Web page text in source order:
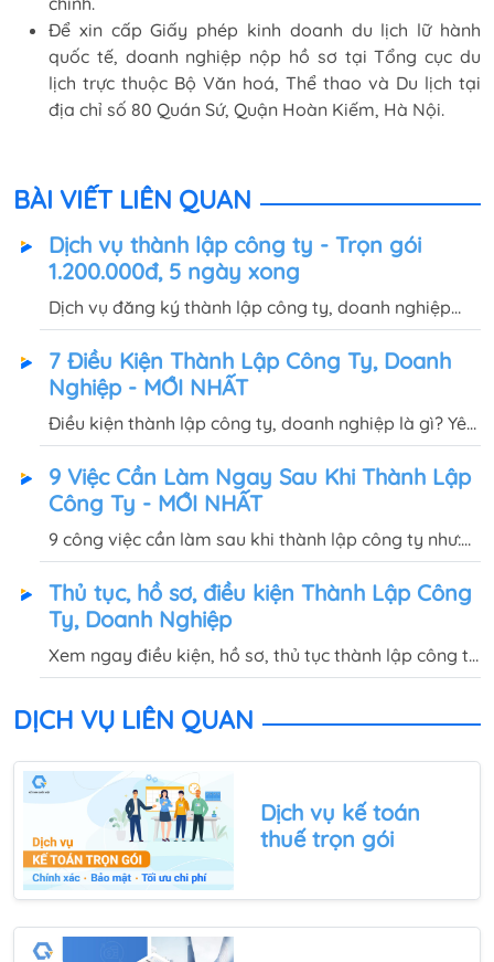
Để xin cấp Giấy phép kinh doanh du lịch lữ hành
quốc tế, doanh nghiệp nộp hồ sơ tại Tổng cục du
lịch trực thuộc Bộ Văn hoá, Thể thao và Du lịch tại
địa chỉ số 80 Quán Sứ, Quận Hoàn Kiếm, Hà Nội.
BÀI VIẾT LIÊN QUAN
Dịch vụ thành lập công ty - Trọn gói
1.200.000đ, 5 ngày xong
Dịch vụ đăng ký thành lập công ty, doanh nghiệp
trọn gói 1.200.000đ, hoàn tất thủ tục và miễn phí
bàn giao giấy phép kinh doanh, con dấu tận nơi sau
5 ngày.
7 Điều Kiện Thành Lập Công Ty, Doanh
Nghiệp - MỚI NHẤT
Điều kiện thành lập công ty, doanh nghiệp là gì? Yêu
cầu về vốn, tên công ty, địa chỉ, ngành nghề kinh
doanh... cần đáp ứng khi thành lập công ty như thế
nào?
9 Việc Cần Làm Ngay Sau Khi Thành Lập
Công Ty - MỚI NHẤT
9 công việc cần làm sau khi thành lập công ty như:
khai thuế ban đầu, mua chữ ký số, thông báo phát
hành hóa đơn điện tử... sẽ được hướng dẫn tại bài
viết này.
Thủ tục, hồ sơ, điều kiện Thành Lập Công
Ty, Doanh Nghiệp
Xem ngay điều kiện, hồ sơ, thủ tục thành lập công ty
(TNHH, cổ phần,...) và những việc cần làm sau khi
thành lập công ty, doanh nghiệp trong bài viết dưới
đây.
DỊCH VỤ LIÊN QUAN
Dịch vụ kế toán
thuế trọn gói